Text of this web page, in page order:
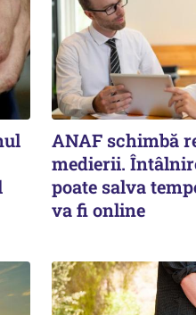
ANAF schimbă
medierii.
poate salva
va fi online